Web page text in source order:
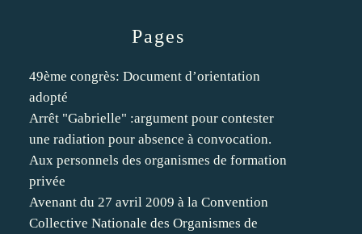
Pages
49ème congrès: Document d’orientation
adopté
Arrêt "Gabrielle" :argument pour contester
une radiation pour absence à convocation.
Aux personnels des organismes de formation
privée
Avenant du 27 avril 2009 à la Convention
Collective Nationale des Organismes de